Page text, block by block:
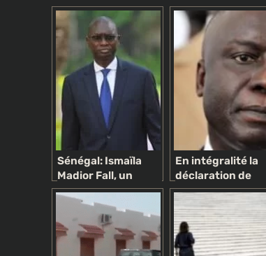
Sénégal: Ismaïla
Madior Fall, un
juriste pyromane
controversé au
service du
Président
En intégralité la
déclaration de
politique
du PM Idrissa
supprimée des
archives